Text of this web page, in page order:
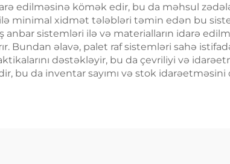
edilməsinə kömək edir, bu da məhsul
ilə minimal xidmət tələbləri təmin edən bu
anbar sistemləri ilə və materialların idarə
Bundan əlavə, palet raf sistemləri sahə
dəstəkləyir, bu da çevriliyi və
bu da inventar sayımı və stok